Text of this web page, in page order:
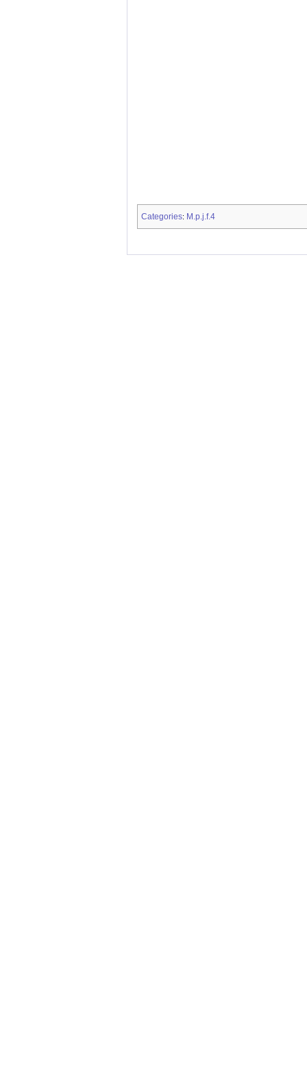
Categories: M.p.j.f.4